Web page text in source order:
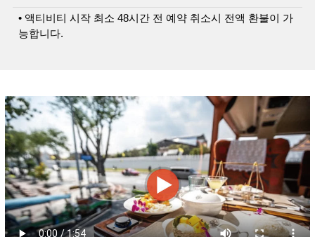
• 액티비티 시작 최소 48시간 전 예약 취소시 전액 환불이 가
능합니다.